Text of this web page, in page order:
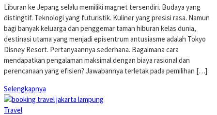
Liburan ke Jepang selalu memiliki magnet tersendiri. Budaya yang
distingtif. Teknologi yang futuristik. Kuliner yang presisi rasa. Namun
bagi banyak keluarga dan penggemar taman hiburan kelas dunia,
destinasi utama yang menjadi episentrum antusiasme adalah Tokyo
Disney Resort. Pertanyaannya sederhana. Bagaimana cara
mendapatkan pengalaman maksimal dengan biaya rasional dan
perencanaan yang efisien? Jawabannya terletak pada pemilihan […]
Selengkapnya
Travel